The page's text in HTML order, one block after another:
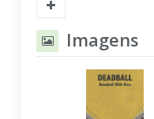
Imagens